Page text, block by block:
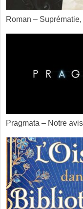
Roman –
Pragmata – Notre